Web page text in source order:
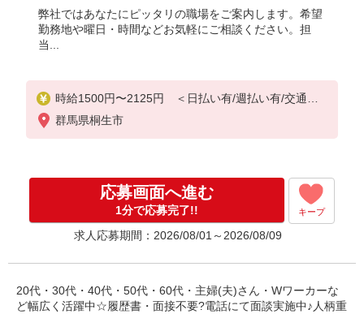
弊社ではあなたにピッタリの職場をご案内します。希望
勤務地や曜日・時間などお気軽にご相談ください。担
当...
時給1500円〜2125円 ＜日払い有/週払い有/交通費
全支給(ガソリン代含む)＞
群馬県桐生市
応募画面へ進む
1分で応募完了!! キープ
求人応募期間：2026/08/01～2026/08/09
20代・30代・40代・50代・60代・主婦(夫)さん・Wワーカーな
ど幅広く活躍中☆履歴書・面接不要?電話にて面談実施中♪人柄重